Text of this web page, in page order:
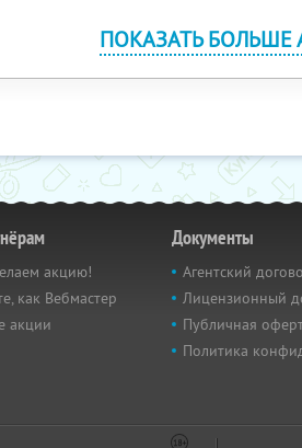
ПОКАЗАТЬ БОЛЬШЕ
акцию!
как Вебмастер
акции
Документы
Агентский
Лицензионный
Публичная
Политика